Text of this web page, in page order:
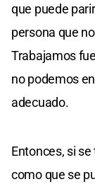
que puede
persona que
Trabajamos
no podemos
adecuado.
Entonces, si
como que se